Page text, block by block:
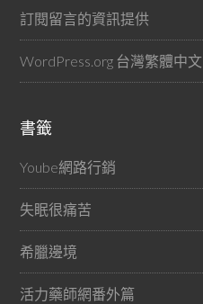
訂閱留言的資訊提供
WordPress.org 台灣繁體中文
書籤
Yoube網路行銷
失眠很痛苦
希臘邊境
活力藥師網番外篇